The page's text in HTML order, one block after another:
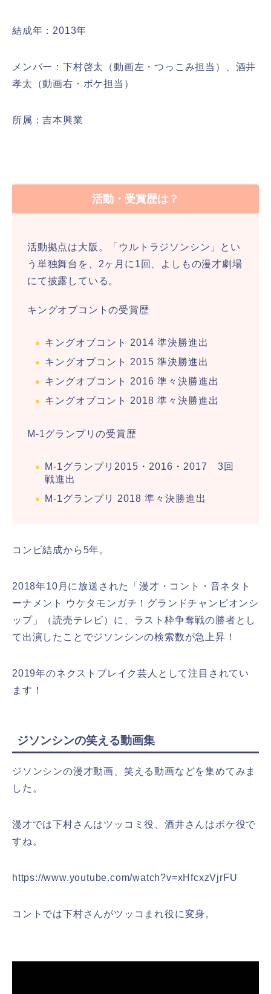
結成年：2013年
メンバー：下村啓太（動画左・つっこみ担当）、酒井
孝太（動画右・ボケ担当）
所属：吉本興業
活動・受賞歴は？
活動拠点は大阪。「ウルトラジソンシン」とい
う単独舞台を、2ヶ月に1回、よしもの漫才劇場
にて披露している。
キングオブコントの受賞歴
キングオブコント 2014 準決勝進出
キングオブコント 2015 準決勝進出
キングオブコント 2016 準々決勝進出
キングオブコント 2018 準々決勝進出
M-1グランプリの受賞歴
M-1グランプリ2015・2016・2017 3回
戦進出
M-1グランプリ 2018 準々決勝進出
コンビ結成から5年。
2018年10月に放送された「漫才・コント・音ネタト
ーナメント ウケタモンガチ！グランドチャンピオンシ
ップ」（読売テレビ）に、ラスト枠争奪戦の勝者とし
て出演したことでジソンシンの検索数が急上昇！
2019年のネクストブレイク芸人として注目されてい
ます！
ジソンシンの笑える動画集
ジソンシンの漫才動画、笑える動画などを集めてみま
した。
漫才では下村さんはツッコミ役、酒井さんはボケ役で
すね。
https://www.youtube.com/watch?v=xHfcxzVjrFU
コントでは下村さんがツッコまれ役に変身。